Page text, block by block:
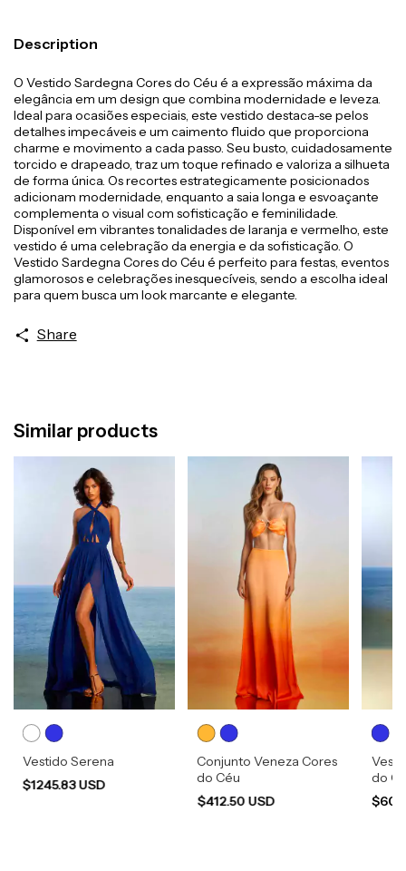
Description
O Vestido Sardegna Cores do Céu é a expressão máxima da
elegância em um design que combina modernidade e leveza.
Ideal para ocasiões especiais, este vestido destaca-se pelos
detalhes impecáveis e um caimento fluido que proporciona
charme e movimento a cada passo. Seu busto, cuidadosamente
torcido e drapeado, traz um toque refinado e valoriza a silhueta
de forma única. Os recortes estrategicamente posicionados
adicionam modernidade, enquanto a saia longa e esvoaçante
complementa o visual com sofisticação e feminilidade.
Disponível em vibrantes tonalidades de laranja e vermelho, este
vestido é uma celebração da energia e da sofisticação. O
Vestido Sardegna Cores do Céu é perfeito para festas, eventos
glamorosos e celebrações inesquecíveis, sendo a escolha ideal
para quem busca um look marcante e elegante.
Share
Similar products
Vestido Serena
$1245.83 USD
Conjunto Veneza Cores
do Céu
$412.50 USD
do